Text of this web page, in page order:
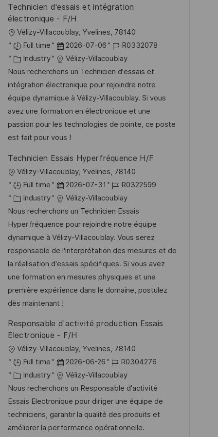
n
g
r
f
e
u
n
g
Technicien d'essais et intégration
électronique - F/H
O
r
t
Vélizy-Villacoublay, Yvelines, 78140
Full time
D
a
t
u
m
d
e
r
e
r
ö
f
f
e
n
t
l
i
c
h
u
n
g
2026-07-06
J
o
b
-
I
D
R0332078
K
a
t
e
g
o
r
e
Industry
Vélizy-Villacoublay
Nous recherchons un Technicien d'essais et
intégration électronique pour rejoindre notre
équipe dynamique à Vélizy-Villacoublay. Si vous
avez une formation en électronique et une
passion pour les technologies de pointe, ce poste
est fait pour vous !
Technicien Essais Hyperfréquence H/F
O
r
t
Vélizy-Villacoublay, Yvelines, 78140
Full time
D
a
t
u
m
d
e
r
V
e
ö
e
n
2026-07-31
J
o
b
-
I
D
R0322599
K
a
t
e
g
o
r
i
e
Industry
Vélizy-Villacoublay
Nous recherchons un Technicien Essais
Hyperfréquence pour rejoindre notre équipe
dynamique à Vélizy-Villacoublay. Vous serez
responsable de l'interprétation des mesures et de
la réalisation d'essais spécifiques. Si vous avez
une formation en mesures physiques et une
première expérience dans le domaine, postulez
dès maintenant !
Responsable d'activité production Essais
Electronique - F/H
O
r
t
Vélizy-Villacoublay, Yvelines, 78140
Full time
D
a
t
u
m
d
2026-06-26
J
o
b
-
I
D
R0304276
K
a
t
e
g
Industry
Vélizy-Villacoublay
Nous recherchons un Responsable d'activité
Essais Electronique pour diriger une équipe de
techniciens, garantir la qualité des produits et
améliorer la performance opérationnelle.